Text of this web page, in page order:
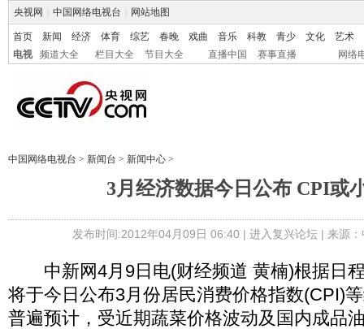
央视网 中国网络电视台 网站地图
首页 新闻 经济 体育 综艺 春晚 戏曲 音乐 科教 青少 文化
艺术
电视
频道大全 栏目大全 节目大全 直播中国 赛事直播 网络
中国网络电视台 > 新闻台 > 新闻中心 >
3月经济数据今日公布 CPI或
发布时间:2012年04月09日 06:40 | 进入复兴论坛| 来源
中新网4月9日电(财经频道 黄楠)根据日
将于今日公布3月份居民消费价格指数(CPI)
普遍预计，受近期蔬菜价格波动及国内成品